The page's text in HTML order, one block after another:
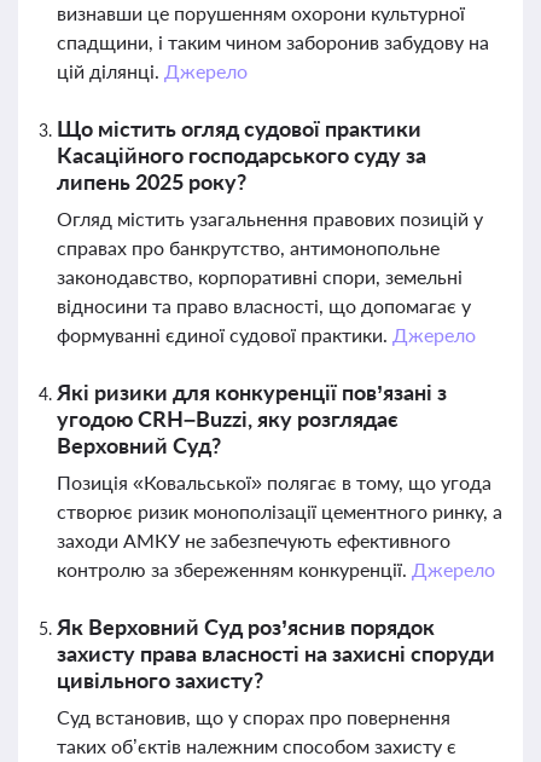
визнавши це порушенням охорони культурної
спадщини, і таким чином заборонив забудову на
цій ділянці. Джерело
Що містить огляд судової практики
Касаційного господарського суду за
липень 2025 року?
Огляд містить узагальнення правових позицій у
справах про банкрутство, антимонопольне
законодавство, корпоративні спори, земельні
відносини та право власності, що допомагає у
формуванні єдиної судової практики. Джерело
Які ризики для конкуренції пов’язані з
угодою CRH–Buzzi, яку розглядає
Верховний Суд?
Позиція «Ковальської» полягає в тому, що угода
створює ризик монополізації цементного ринку, а
заходи АМКУ не забезпечують ефективного
контролю за збереженням конкуренції. Джерело
Як Верховний Суд роз’яснив порядок
захисту права власності на захисні споруди
цивільного захисту?
Суд встановив, що у спорах про повернення
таких об’єктів належним способом захисту є